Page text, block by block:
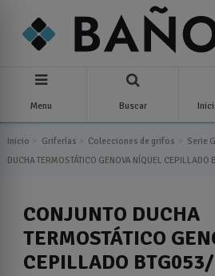
Menu Buscar
Inicio Griferías Colecciones de grifos Serie
DUCHA TERMOSTÁTICO GENOVA NÍQUEL CEPILLADO
CONJUNTO DUCHA
TERMOSTÁTICO
CEPILLADO